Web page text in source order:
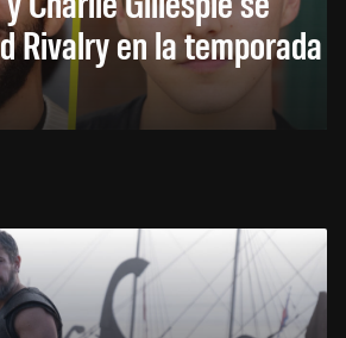
Rivalry en la temporada